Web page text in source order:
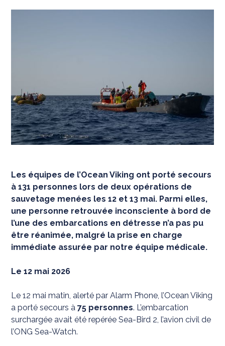
Les équipes de l’Ocean Viking ont porté secours
à 131 personnes lors de deux opérations de
sauvetage menées les 12 et 13 mai. Parmi elles,
une personne retrouvée inconsciente à bord de
l’une des embarcations en détresse n’a pas pu
être réanimée, malgré la prise en charge
immédiate assurée par notre équipe médicale.
Le 12 mai 2026
Le 12 mai matin, alerté par Alarm Phone, l’Ocean Viking
a porté secours à75 personnes. L’embarcation
surchargée avait été repérée Sea-Bird 2, l’avion civil de
l’ONG Sea-Watch.